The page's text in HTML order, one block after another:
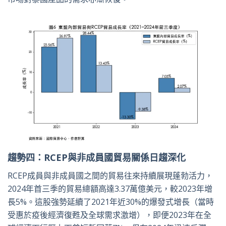
趨勢四： RCEP與非成員國貿易關係日趨深化
RCEP成員與非成員國之間的貿易往來持續展現蓬勃活力，
2024年首三季的貿易總額高達3.37萬億美元，較2023年增
長5%。這股強勢延續了2021年近30%的爆發式增長（當時
受惠於疫後經濟復甦及全球需求激增），即便2023年在全